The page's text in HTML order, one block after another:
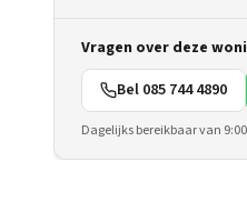
Vragen over deze
Bel 085 744 4890
Dagelijks bereikbaar van